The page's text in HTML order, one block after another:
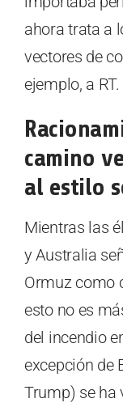
ahora trata a
vectores de
ejemplo, a RT.
camino
al estilo
Mientras las
y Australia
Ormuz como
esto no es
del incendio
excepción de
Trump) se ha